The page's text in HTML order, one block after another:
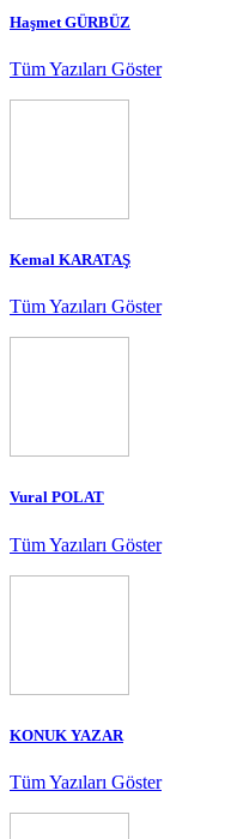
Haşmet GÜRBÜZ
Tüm Yazıları Göster
Kemal KARATAŞ
Tüm Yazıları Göster
Vural POLAT
Tüm Yazıları Göster
KONUK YAZAR
Tüm Yazıları Göster